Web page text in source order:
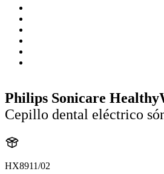
Philips Sonicare
Cepillo dental eléctrico
HX8911/02